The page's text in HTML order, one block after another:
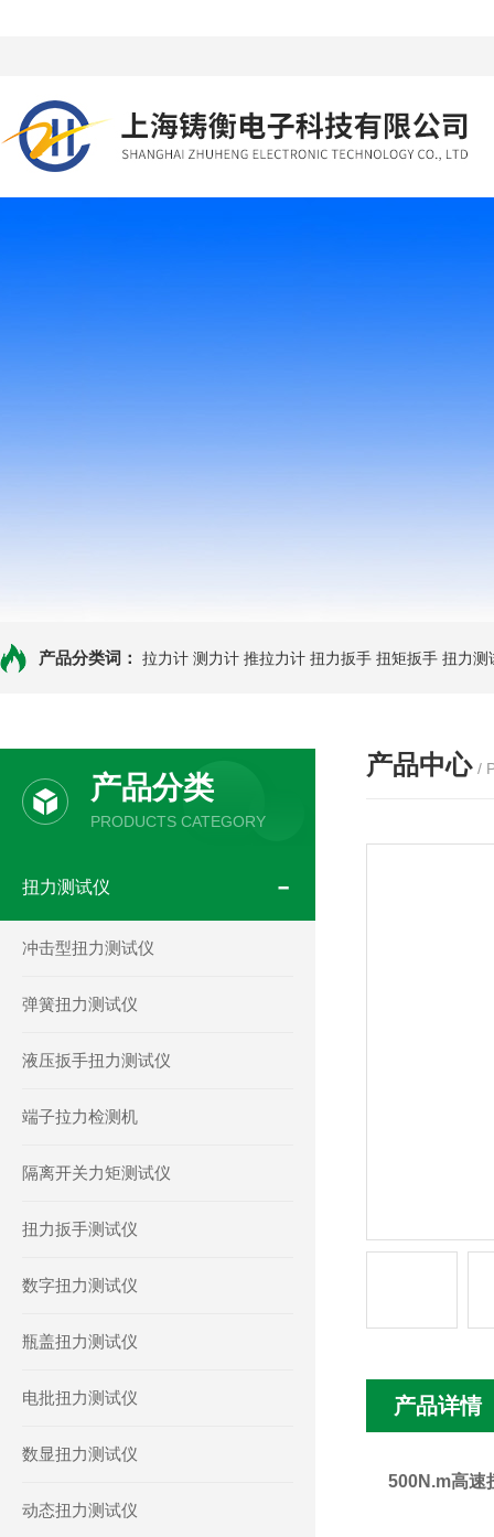
产品分类词： 拉力计 测力计 推拉力计 扭力扳手 扭矩扳手 扭力测
产品分类
PRODUCTS CATEGORY
扭力测试仪
冲击型扭力测试仪
弹簧扭力测试仪
液压扳手扭力测试仪
端子拉力检测机
隔离开关力矩测试仪
扭力扳手测试仪
数字扭力测试仪
瓶盖扭力测试仪
电批扭力测试仪
数显扭力测试仪
动态扭力测试仪
产品中心 /
产品详情
500N.m高速